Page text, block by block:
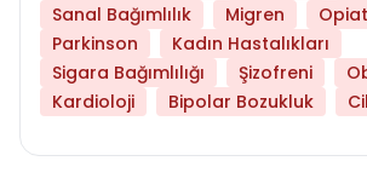
Sanal Bağımlılık
Migren
Opiat
Parkinson
Kadın Hastalıkları
Sigara Bağımlılığı
Şizofreni
Kardioloji
Bipolar Bozukluk